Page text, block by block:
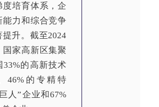
度培育体系，企
能力和综合竞争
提升。截至2024
国家高新区集聚
33%的高新技术
46%的专精特
人”企业和67%